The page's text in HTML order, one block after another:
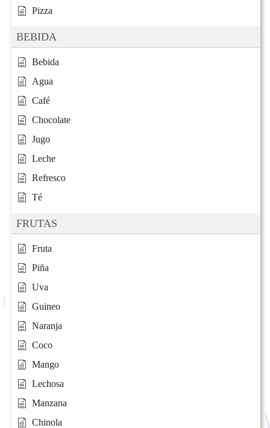
Pizza
BEBIDA
Bebida
Agua
Café
Chocolate
Jugo
Leche
Refresco
Té
FRUTAS
Fruta
Piña
Uva
Guineo
Naranja
Coco
Mango
Lechosa
Manzana
Chinola